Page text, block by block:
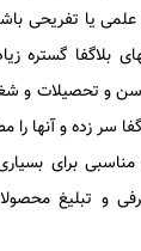
یا تفریحی
بلاگفا گستره
سن و تحصیلات و
سر زده و آنها
برای
و تبلیغ